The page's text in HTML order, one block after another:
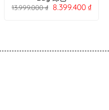
13.999.000₫ 8.399.400 ₫